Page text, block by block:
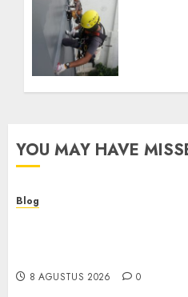
YOU MAY HAVE
Blog
8 AGUSTUS 2026 0